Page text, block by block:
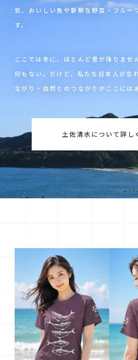
気、おいしい魚や新鮮な野菜・フルー
す。
ここでは冬に、ほとんど雪が降りませ
何もない。だけど、私たち日本人が忘
ながり・ 自然とのつながりがここには
土佐清水について詳し